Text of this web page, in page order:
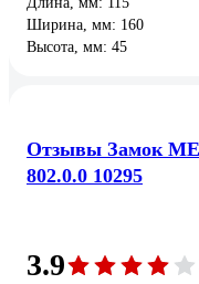
Ширина, мм: 160
Высота, мм: 45
Отзывы Замок
802.0.0 10295
3.9